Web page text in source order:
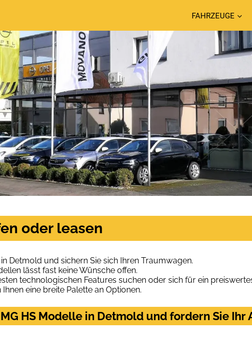
FAHRZEUGE
oder leasen
Detmold und sichern Sie sich Ihren Traumwagen.
lässt fast keine Wünsche offen.
technologischen Features suchen oder sich für ein
eine breite Palette an Optionen.
HS Modelle in Detmold und fordern Sie Ihr